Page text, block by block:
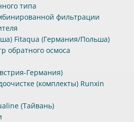
типа
фильтрации
Fitaqua (Германия/Польша)
обратного осмоса
Германия)
(комплекты) Runxin
(Тайвань)